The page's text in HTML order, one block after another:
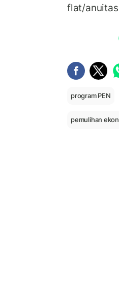
flat/anuitas
program PEN
pemulihan